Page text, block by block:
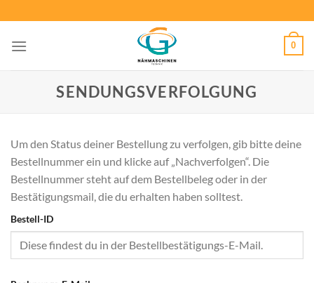
Inhalt
springen
0
SENDUNGSVERFOLGUNG
Um den Status deiner Bestellung zu verfolgen, gib bitte deine
Bestellnummer ein und klicke auf „Nachverfolgen“. Die
Bestellnummer steht auf dem Bestellbeleg oder in der
Bestätigungsmail, die du erhalten haben solltest.
Bestell-ID